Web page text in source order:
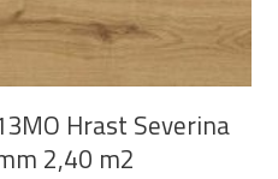
Hrast Severina
2,40 m2